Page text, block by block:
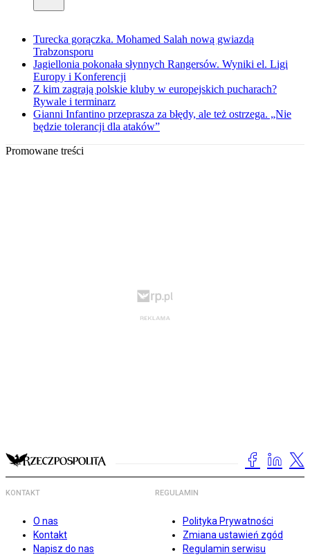
Turecka gorączka. Mohamed Salah nową gwiazdą
Trabzonsporu
Jagiellonia pokonała słynnych Rangersów. Wyniki el. Ligi
Europy i Konferencji
Z kim zagrają polskie kluby w europejskich pucharach?
Rywale i terminarz
Gianni Infantino przeprasza za błędy, ale też ostrzega. „Nie
będzie tolerancji dla ataków”
Promowane treści
KONTAKT
O nas
Kontakt
Napisz do nas
REGULAMIN
Polityka Prywatności
Zmiana ustawień zgód
Regulamin serwisu